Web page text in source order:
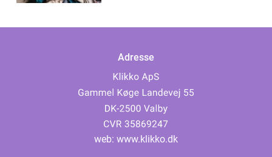
Adresse
web: www.klikko.dk